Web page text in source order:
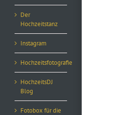
Der
Hochzeitstanz
Instagram
Hochzeitsfotografie
HochzeitsDJ
Blog
Fotobox für die